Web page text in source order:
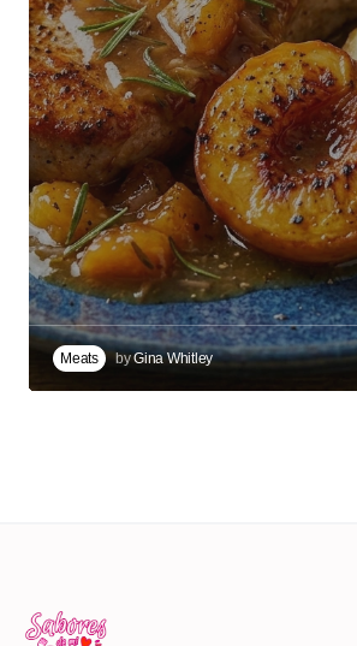
Meats byGina Whitley